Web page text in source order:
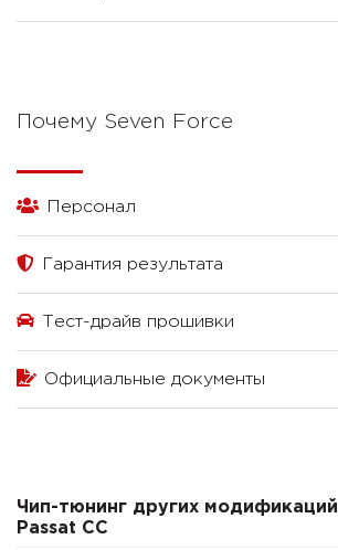
Почему Seven Force
Персонал
Гарантия результата
Тест-драйв прошивки
Официальные документы
Чип-тюнинг других
Passat CC